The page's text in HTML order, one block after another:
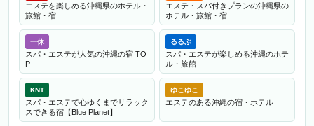
エステを楽しめる沖縄県のホテル・
旅館・宿
エステ・スパ付きプランの沖縄県の
ホテル・旅館・宿
一休
スパ・エステが人気の沖縄の宿 TO
P
るるぶ
スパ・エステが楽しめる沖縄のホテ
ル・旅館
KNT
スパ・エステで心ゆくまでリラック
スできる宿【Blue Planet】
ゆこゆこ
エステのある沖縄の宿・ホテル